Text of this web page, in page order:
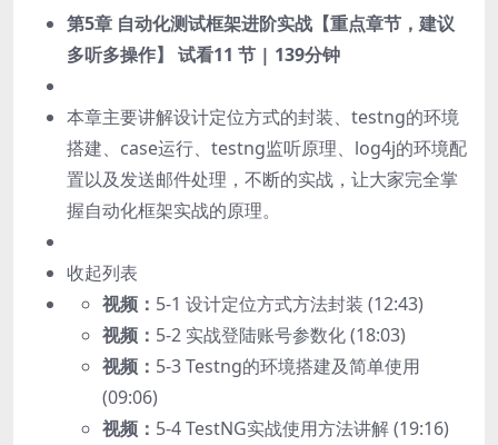
第5章 自动化测试框架进阶实战【重点章节，建议
多听多操作】 试看11 节 | 139分钟
本章主要讲解设计定位方式的封装、testng的环境
搭建、case运行、testng监听原理、log4j的环境配
置以及发送邮件处理，不断的实战，让大家完全掌
握自动化框架实战的原理。
收起列表
视频： 5-1 设计定位方式方法封装 (12:43)
视频： 5-2 实战登陆账号参数化 (18:03)
视频： 5-3 Testng的环境搭建及简单使用
(09:06)
视频： 5-4 TestNG实战使用方法讲解 (19:16)